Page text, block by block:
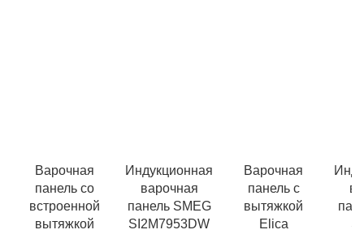
Варочная
панель со
встроенной
вытяжкой
Индукционная
варочная
панель SMEG
SI2M7953DW
Варочная
панель с
вытяжкой
Elica